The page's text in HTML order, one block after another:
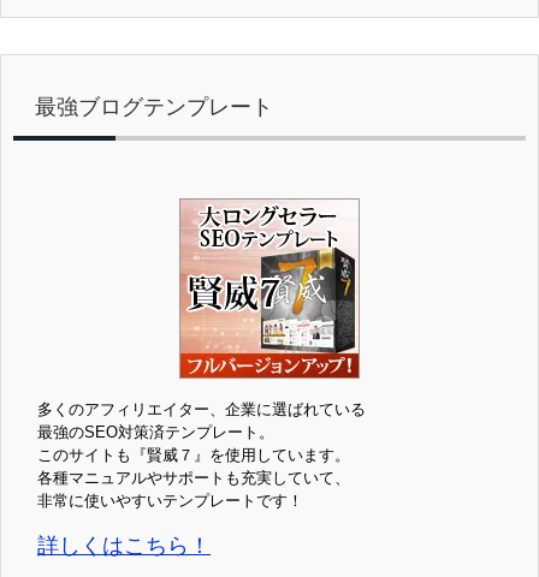
最強ブログテンプレート
多くのアフィリエイター、企業に選ばれている
最強のSEO対策済テンプレート。
このサイトも『賢威７』を使用しています。
各種マニュアルやサポートも充実していて、
非常に使いやすいテンプレートです！
詳しくはこちら！